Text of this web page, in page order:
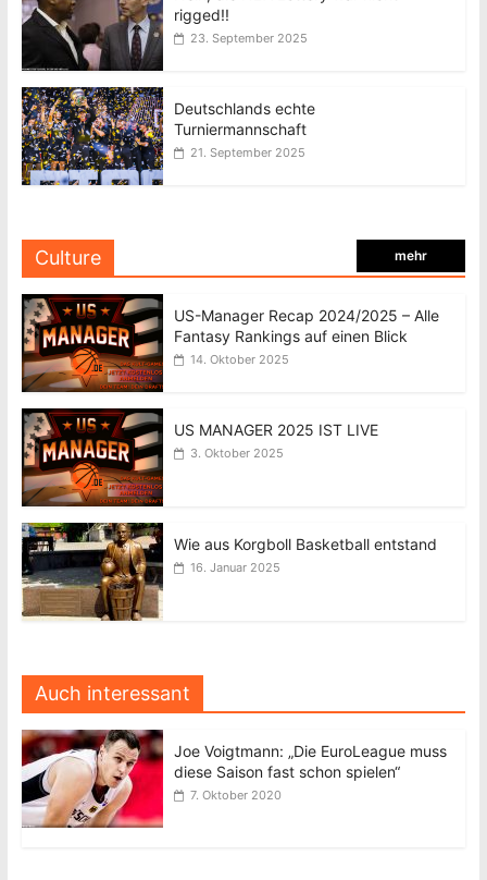
rigged!!
23. September 2025
Deutschlands echte
Turniermannschaft
21. September 2025
Culture mehr
US-Manager Recap 2024/2025 – Alle
Fantasy Rankings auf einen Blick
14. Oktober 2025
US MANAGER 2025 IST LIVE
3. Oktober 2025
Wie aus Korgboll Basketball entstand
16. Januar 2025
Auch interessant
Joe Voigtmann: „Die EuroLeague muss
diese Saison fast schon spielen“
7. Oktober 2020